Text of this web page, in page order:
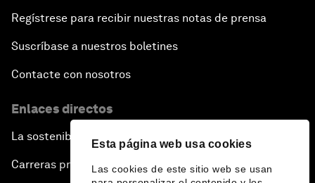
Esta página web usa cookies
Las cookies de este sitio web se usan
Regístrese para recibir nuestras notas de prensa
Suscríbase a nuestros boletines
Contacte con nosotros
Enlaces directos
La sostenibilidad en el Foro
Carreras profesionales